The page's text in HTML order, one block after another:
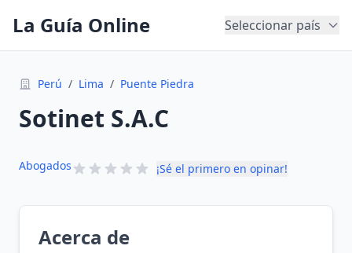
La Guía Online Seleccionar país
Perú / Lima / Puente Piedra
Sotinet S.A.C
Abogados ¡Sé el primero en opinar!
Acerca de